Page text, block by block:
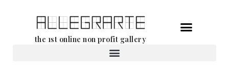
the 1st online non profit gallery